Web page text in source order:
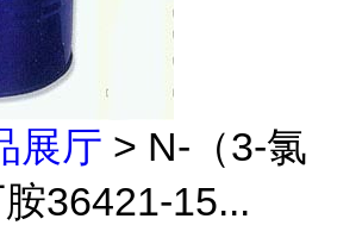
展厅 > N-（3-氯
36421-15...